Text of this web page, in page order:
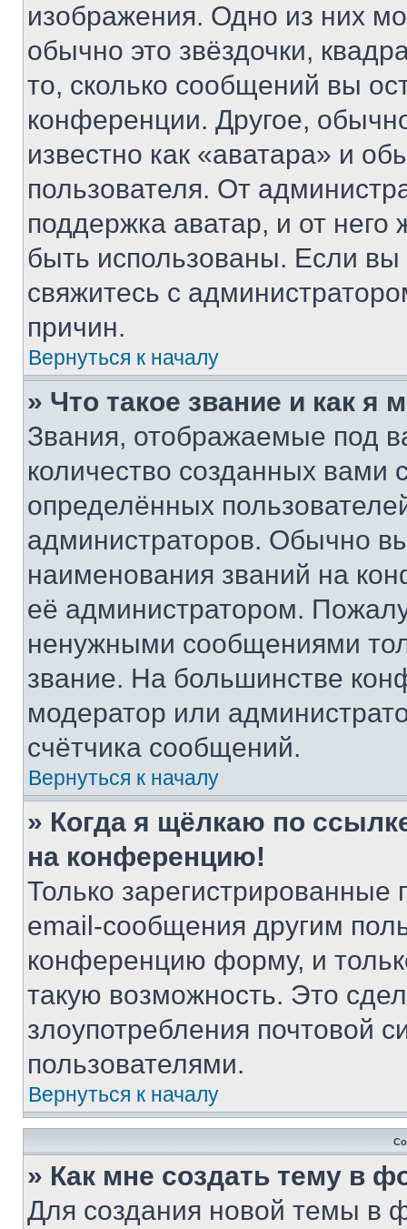
изображения. Одно из них
обычно это звёздочки,
то, сколько сообщений вы
конференции. Другое,
известно как «аватара» и
пользователя. От
поддержка аватар, и от него
быть использованы. Если
свяжитесь с
причин.
Вернуться к началу
» Что такое звание и как я
Звания, отображаемые под
количество созданных
определённых
администраторов. Обычно
наименования званий на
её администратором.
ненужными сообщениями
звание. На большинстве
модератор или
счётчика сообщений.
Вернуться к началу
» Когда я щёлкаю по
на конференцию!
Только зарегистрированные
email-сообщения другим
конференцию форму, и
такую возможность. Это
злоупотребления почтовой
пользователями.
Вернуться к началу
» Как мне создать тему в
Для создания новой темы в